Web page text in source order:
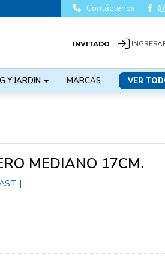
INVITADO
Y JARDIN MARCAS VER
Contáctenos
MEDIANO 17CM.
|